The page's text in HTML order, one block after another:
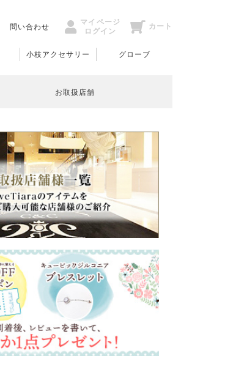
問い合わせ
マイページ
ログイン
カート
小枝アクセサリー グローブ
お取扱店舗